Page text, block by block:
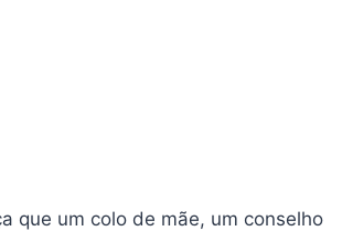
que um colo de mãe, um conselho